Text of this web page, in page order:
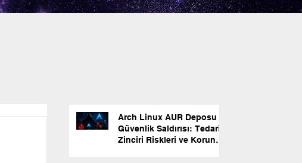
Arch Linux AUR Deposu
Güvenlik Saldırısı: Tedarik
Zinciri Riskleri ve Korunma